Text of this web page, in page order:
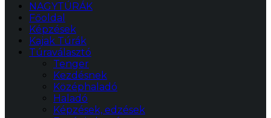
NAGYTÚRÁK
Főoldal
Képzések
Kajak Túrák
Túraválasztó
Tenger
Kezdésnek
Középhaladó
Haladó
Képzések, edzések